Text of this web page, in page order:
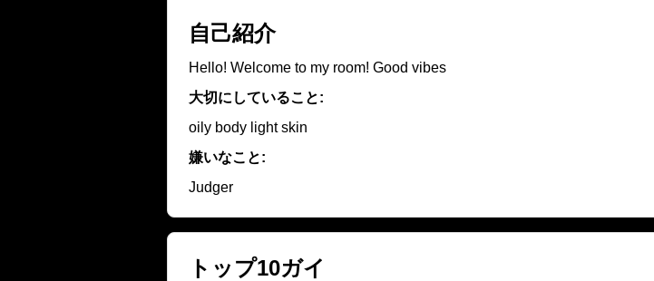
自己紹介
Hello! Welcome to my room! Good vibes
大切にしていること:
oily body light skin
嫌いなこと:
Judger
トップ10ガイ